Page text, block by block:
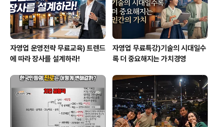
자영업 운영전략 무료교육) 트렌드
에 따라 장사를 설계하라!
자영업 무료특강)기술의 시대일수
록 더 중요해지는 가치경영